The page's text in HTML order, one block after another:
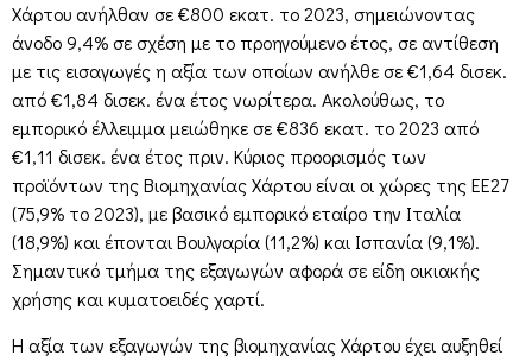
Χάρτου ανήλθαν σε €800 εκατ. το 2023, σημειώνοντας
άνοδο 9,4% σε σχέση με το προηγούμενο έτος, σε αντίθεση
με τις εισαγωγές η αξία των οποίων ανήλθε σε €1,64 δισεκ.
από €1,84 δισεκ. ένα έτος νωρίτερα. Ακολούθως, το
εμπορικό έλλειμμα μειώθηκε σε €836 εκατ. το 2023 από
€1,11 δισεκ. ένα έτος πριν. Κύριος προορισμός των
προϊόντων της Βιομηχανίας Χάρτου είναι οι χώρες της ΕΕ27
(75,9% το 2023), με βασικό εμπορικό εταίρο την Ιταλία
(18,9%) και έπονται Βουλγαρία (11,2%) και Ισπανία (9,1%).
Σημαντικό τμήμα της εξαγωγών αφορά σε είδη οικιακής
χρήσης και κυματοειδές χαρτί.
Η αξία των εξαγωγών της βιομηχανίας Χάρτου έχει αυξηθεί